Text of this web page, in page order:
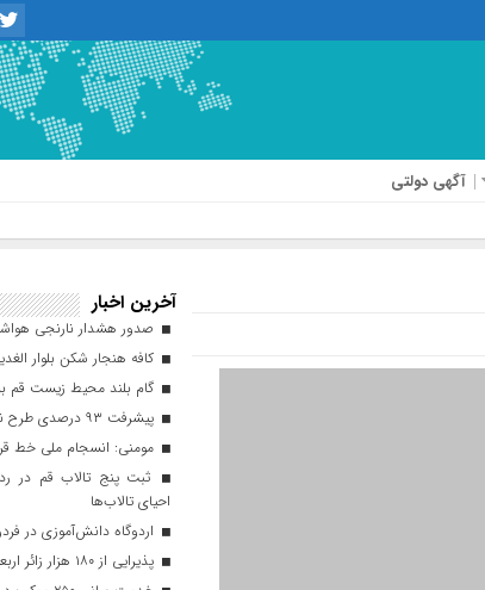
آگهی دولتی
آخرین اخبار
صدور هشدار نارنجی
کافه هنجار شکن بلوار
گام بلند محیط زیست قم
پیشرفت ۹۳ درصدی طرح نهضت ملی مسکن در قم
مومنی: انسجام ملی خط
ثبت پنج تالاب قم در
احیای تالاب‌ها
اردوگاه دانش‌آموزی در
پذیرایی از ۱۸۰ هزار زائر اربعین در مسجد جمکران